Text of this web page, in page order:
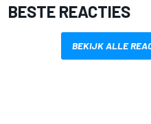
BESTE REACTIES
BEKIJK ALLE